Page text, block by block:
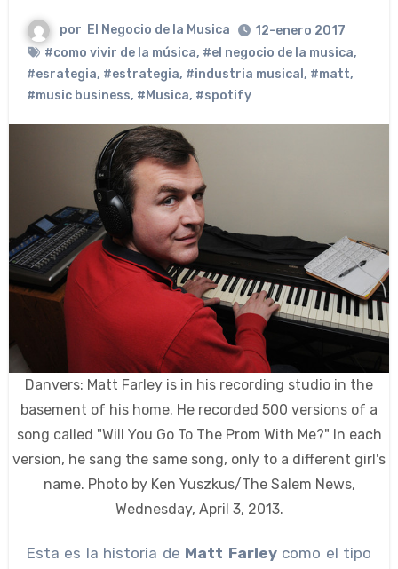
por El Negocio de la Musica
12-enero 2017
#como vivir de la música, #el negocio de la musica,
#esrategia, #estrategia, #industria musical , #matt,
#music business, #Musica, #spotify
Danvers: Matt Farley is in his recording studio in the
basement of his home. He recorded 500 versions of a
song called "Will You Go To The Prom With Me?" In each
version, he sang the same song, only to a different girl's
name. Photo by Ken Yuszkus/The Salem News,
Wednesday, April 3, 2013.
Esta es la historia de Matt Farleycomo el tipo